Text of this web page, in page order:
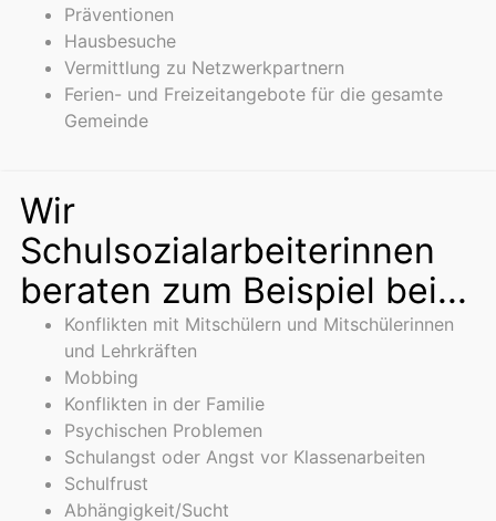
Präventionen
Hausbesuche
Vermittlung zu Netzwerkpartnern
Ferien- und Freizeitangebote für die gesamte
Gemeinde
Wir
Schulsozialarbeiterinnen
beraten zum Beispiel bei...
Konflikten mit Mitschülern und Mitschülerinnen
und Lehrkräften
Mobbing
Konflikten in der Familie
Psychischen Problemen
Schulangst oder Angst vor Klassenarbeiten
Schulfrust
Abhängigkeit/Sucht